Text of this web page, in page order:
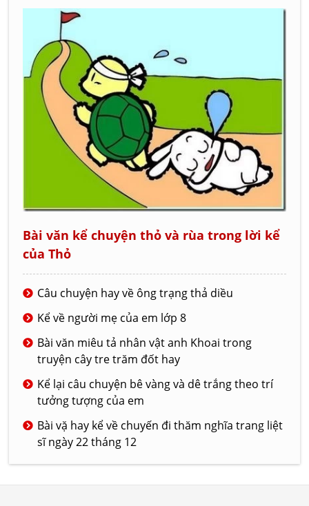
Bài văn kể chuyện thỏ và rùa trong lời kể
của Thỏ
Câu chuyện hay về ông trạng thả diều
Kể về người mẹ của em lớp 8
Bài văn miêu tả nhân vật anh Khoai trong
truyện cây tre trăm đốt hay
Kể lại câu chuyện bê vàng và dê trắng theo trí
tưởng tượng của em
Bài vặ hay kể về chuyến đi thăm nghĩa trang liệt
sĩ ngày 22 tháng 12